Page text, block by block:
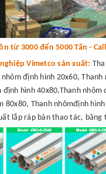
từ 3000 đến 5000 Tấn -
Vimetco sản xuất:
định hình 20x60,
hình 40x80,Thanh
80x80, Thanh nhômđịnh
lắp ráp bàn thao tác,